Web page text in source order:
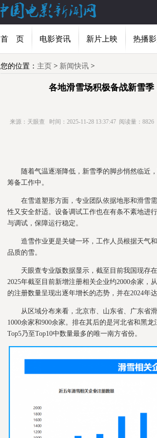
首 页 电影资讯 新片上映 热播
您的位置： 主页 > 新闻快讯 >
各地滑雪场积极备战新雪
来源：天眼查 时间：2025-11-28 13:37:47 阅读量：8826
随着气温逐渐降低，新雪季的脚步悄然临近
筹备工作中。
在雪道塑形方面，专业团队依据地形和滑雪
性又安全舒适。设备调试工作也在有条不紊地进
与调试，保障运行稳定。
造雪作业更是关键一环，工作人员根据天气
品质的雪。
天眼查专业版数据显示，截至目前我国现存
2025年截至目前新增注册相关企业约2000余家，
的注册数量呈现出逐年增长的态势，并在2024年
从区域分布来看，北京市、山东省、广东省
1000余家和900余家。排在其后的是河北省和黑
Top5乃至Top10中数量最多的唯一南方省份。